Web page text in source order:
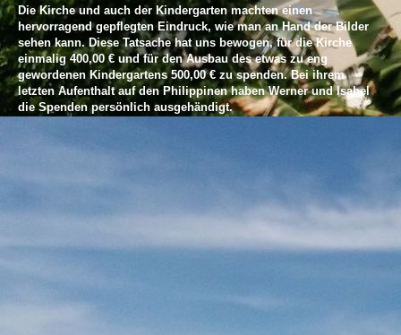
Die Kirche und auch der Kindergarten machten einen
hervorragend gepflegten Eindruck, wie man an Hand der Bilder
sehen kann. Diese Tatsache hat uns bewogen, für die Kirche
einmalig 400,00 € und für den Ausbau des etwas zu eng
gewordenen Kindergartens 500,00 € zu spenden. Bei ihrem
letzten Aufenthalt auf den Philippinen haben Werner und Isabel
die Spenden persönlich ausgehändigt.